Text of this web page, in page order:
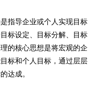
指导企业或个人实现目标
标设定、目标分解、目标
的核心思想是将宏观的企
标和个人目标，通过层层
达成。